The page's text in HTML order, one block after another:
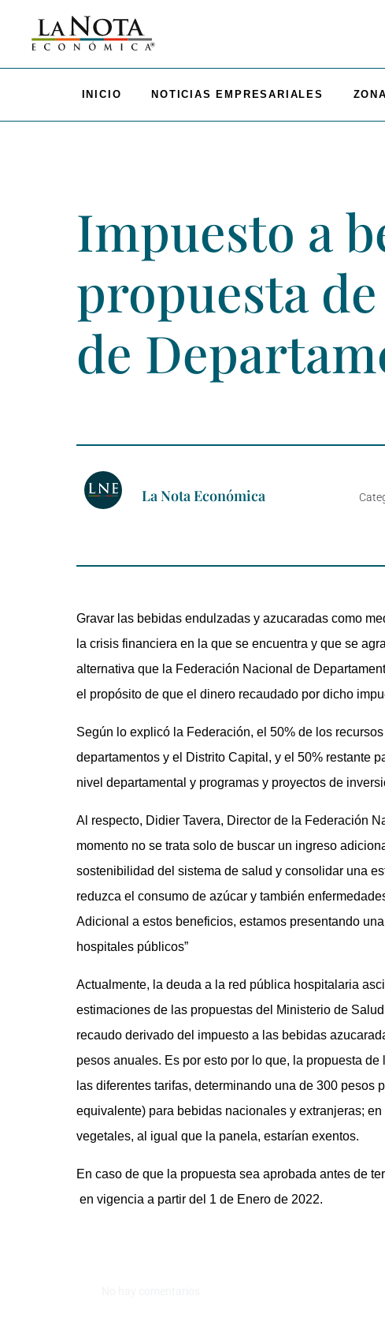
INICIO NOTICIAS EMPRESARIALES
Impuesto a
propuesta
de
La Nota Económica
Gravar las bebidas endulzadas y azucaradas como
la crisis financiera en la que se encuentra y que se
alternativa que la Federación Nacional de
el propósito de que el dinero recaudado por dicho
Según lo explicó la Federación, el 50% de los
departamentos y el Distrito Capital, y el 50% restante
nivel departamental y programas y proyectos de
Al respecto, Didier Tavera, Director de la Federación
momento no se trata solo de buscar un ingreso
sostenibilidad del sistema de salud y consolidar una
reduzca el consumo de azúcar y también
Adicional a estos beneficios, estamos presentando
hospitales públicos”
Actualmente, la deuda a la red pública hospitalaria
estimaciones de las propuestas del Ministerio de
recaudo derivado del impuesto a las bebidas
pesos anuales. Es por esto por lo que, la propuesta
las diferentes tarifas, determinando una de 300 pesos
equivalente) para bebidas nacionales y extranjeras;
vegetales, al igual que la panela, estarían exentos.
En caso de que la propuesta sea aprobada antes de
en vigencia a partir del 1 de Enero de 2022.